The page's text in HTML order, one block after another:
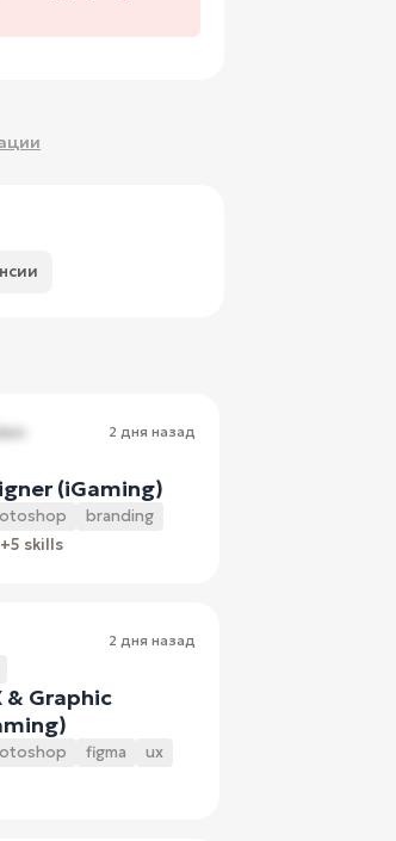
2 дня назад
(iGaming)
branding
+5 skills
2 дня назад
& Graphic
figma
ux